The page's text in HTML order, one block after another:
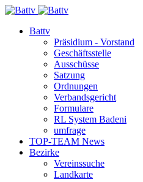
Battv
Präsidium - Vorstand
Geschäftsstelle
Ausschüsse
Satzung
Ordnungen
Verbandsgericht
Formulare
RL System Badeni
umfrage
TOP-TEAM News
Bezirke
Vereinssuche
Landkarte